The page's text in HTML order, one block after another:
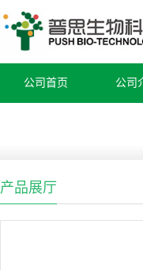
公司首页 公司
产品展厅